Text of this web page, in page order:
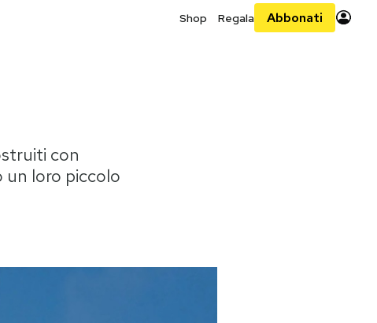
Shop Regala Abbonati
con
un loro piccolo